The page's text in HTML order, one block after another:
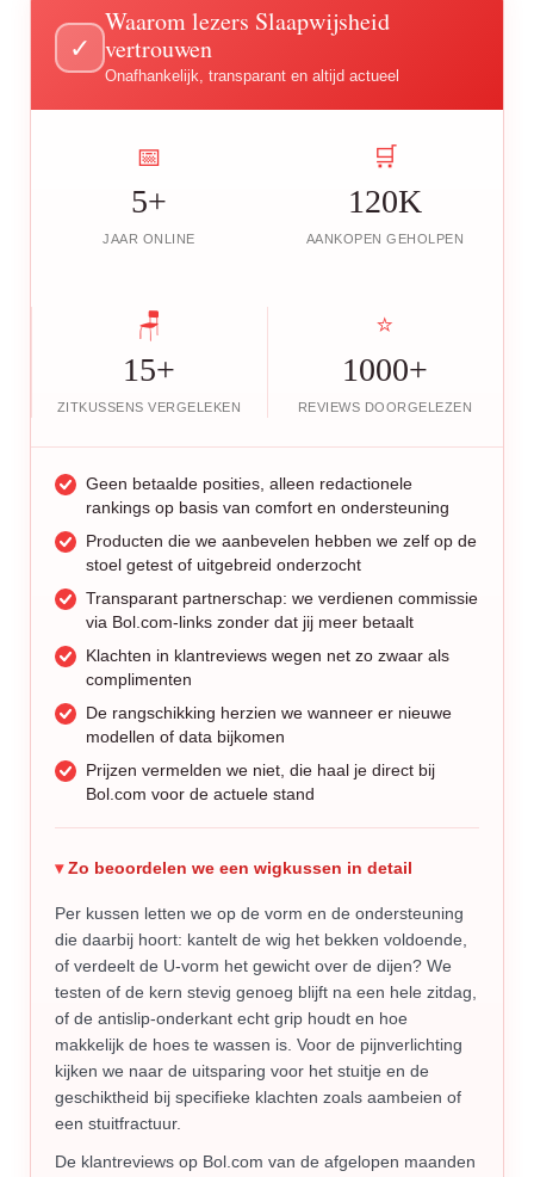
✓
Waarom lezers Slaapwijsheid
vertrouwen
Onafhankelijk, transparant en altijd actueel
📅
5+
JAAR ONLINE
🛒
120K
AANKOPEN GEHOLPEN
🪑
15+
ZITKUSSENS VERGELEKEN
⭐
1000+
REVIEWS DOORGELEZEN
Geen betaalde posities, alleen redactionele
rankings op basis van comfort en ondersteuning
Producten die we aanbevelen hebben we zelf op de
stoel getest of uitgebreid onderzocht
Transparant partnerschap: we verdienen commissie
via Bol.com-links zonder dat jij meer betaalt
Klachten in klantreviews wegen net zo zwaar als
complimenten
De rangschikking herzien we wanneer er nieuwe
modellen of data bijkomen
Prijzen vermelden we niet, die haal je direct bij
Bol.com voor de actuele stand
Zo beoordelen we een wigkussen in detail
Per kussen letten we op de vorm en de ondersteuning
die daarbij hoort: kantelt de wig het bekken voldoende,
of verdeelt de U-vorm het gewicht over de dijen? We
testen of de kern stevig genoeg blijft na een hele zitdag,
of de antislip-onderkant echt grip houdt en hoe
makkelijk de hoes te wassen is. Voor de pijnverlichting
kijken we naar de uitsparing voor het stuitje en de
geschiktheid bij specifieke klachten zoals aambeien of
een stuitfractuur.
De klantreviews op Bol.com van de afgelopen maanden